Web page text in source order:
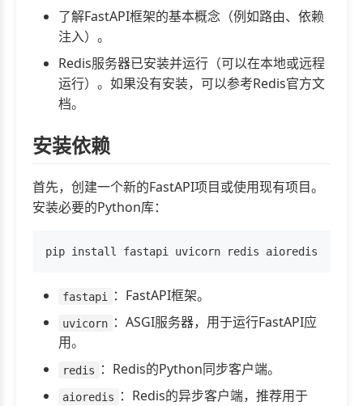
了解FastAPI框架的基本概念（例如路由、依赖
注入）。
Redis服务器已安装并运行（可以在本地或远程
运行）。如果没有安装，可以参考Redis官方文
档。
安装依赖
首先，创建一个新的FastAPI项目或使用现有项目。
安装必要的Python库：
fastapi ：FastAPI框架。
uvicorn ：ASGI服务器，用于运行FastAPI应
用。
redis ：Redis的Python同步客户端。
aioredis
：Redis的异步客户端，推荐用于